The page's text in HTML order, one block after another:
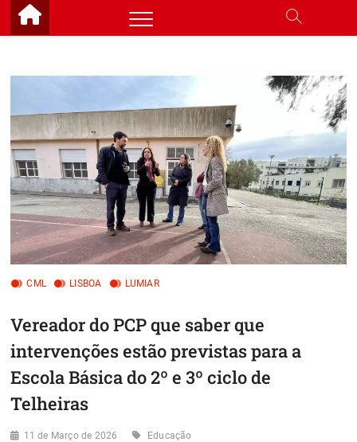
Skip
CML LISBOA LUMIAR
Vereador do PCP que saber que
intervenções estão previstas para a
Escola Básica do 2º e 3º ciclo de
Telheiras
11 de Março de 2026 Educação